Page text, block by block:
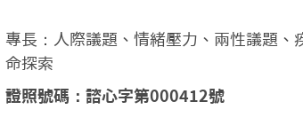
專長：人際議題、情緒壓力、兩性議題
命探索
證照號碼：諮心字第000412號